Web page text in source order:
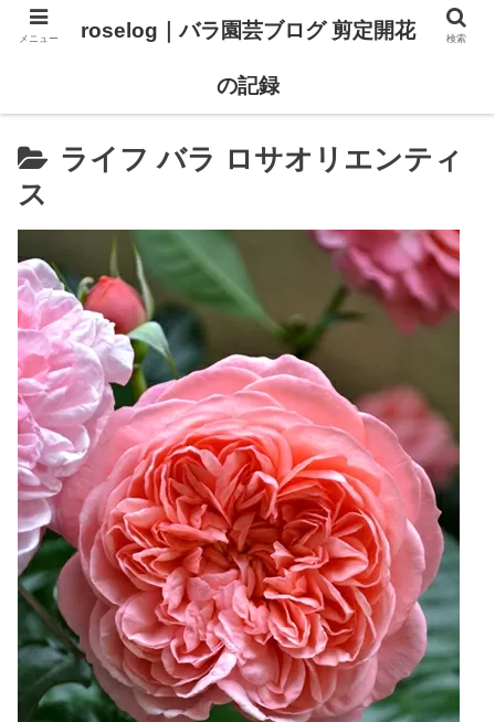
ライフ バラ ロサオリエンティ
ス
メニュー roselog｜バラ園芸ブログ 剪定開花
の記録
検索